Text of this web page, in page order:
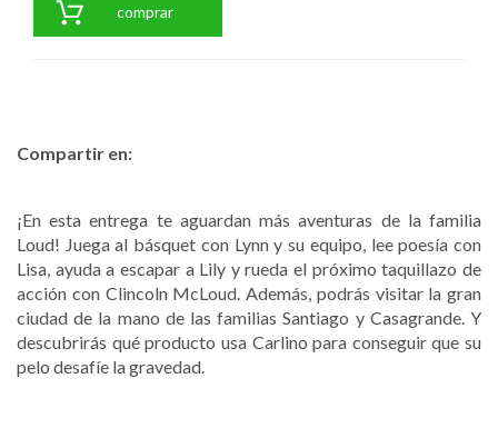
comprar
Compartir en:
¡En esta entrega te aguardan más aventuras de la familia
Loud! Juega al básquet con Lynn y su equipo, lee poesía con
Lisa, ayuda a escapar a Lily y rueda el próximo taquillazo de
acción con Clincoln McLoud. Además, podrás visitar la gran
ciudad de la mano de las familias Santiago y Casagrande. Y
descubrirás qué producto usa Carlino para conseguir que su
pelo desafíe la gravedad.